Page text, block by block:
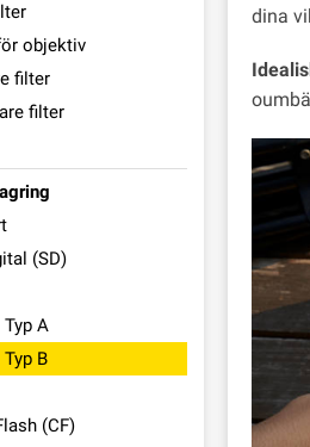
objektiv
filter
filter
(SD)
A
B
(CF)
dina